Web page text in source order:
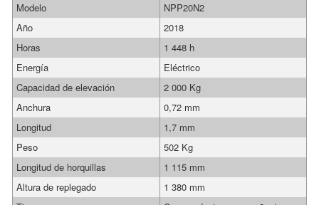
Modelo
NPP20N2
Año
2018
Horas
1 448 h
Energía
Eléctrico
Capacidad de elevación
2 000 Kg
Anchura
0,72 mm
Longitud
1,7 mm
Peso
502 Kg
Longitud de horquillas
1 115 mm
Altura de replegado
1 380 mm